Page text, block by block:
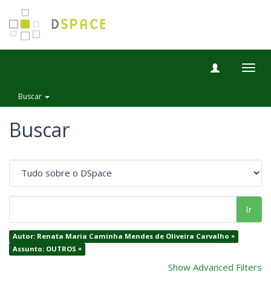
Buscar
Buscar
Ir
Autor: Renata Maria Caminha Mendes de Oliveira Carvalho ×
Assunto: OUTROS ×
Show Advanced Filters